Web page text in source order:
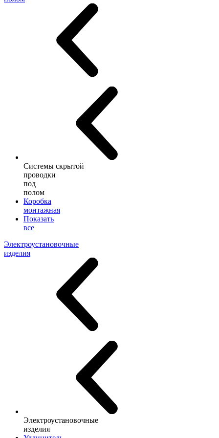
Системы скрытой
проводки
под
полом
Коробка
монтажная
Показать
все
Электроустановочные
изделия
Электроустановочные
изделия